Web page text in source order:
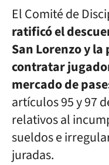
El Comité de
ratificó el
San Lorenzo y
contratar
mercado de
artículos 95 y 97
relativos al
sueldos e
juradas.